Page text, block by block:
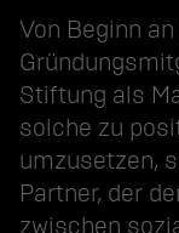
Von Beginn
Stiftung als
solche zu
umzusetzen,
Partner, der
zwischen